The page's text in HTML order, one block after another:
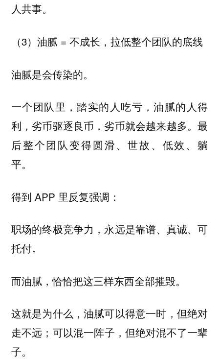
人共事。
（3）油腻 = 不成长，拉低整个团队的底线
油腻是会传染的。
一个团队里，踏实的人吃亏，油腻的人得
利，劣币驱逐良币，劣币就会越来越多。最
后整个团队变得圆滑、世故、低效、躺
平。
得到 APP 里反复强调：
职场的终极竞争力，永远是靠谱、真诚、可
托付。
而油腻，恰恰把这三样东西全部摧毁。
这就是为什么，油腻可以得意一时，但绝对
走不远；可以混一阵子，但绝对混不了一辈
子。